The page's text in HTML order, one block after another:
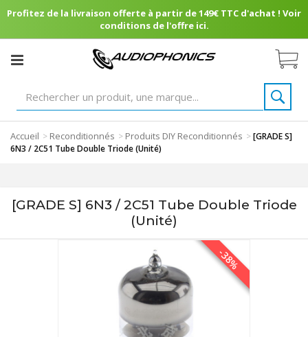
Profitez de la livraison offerte à partir de 149€ TTC d'achat ! Voir
conditions de l'offre ici.
Accueil > Reconditionnés > Produits DIY Reconditionnés >[GRADE S]
6N3 / 2C51 Tube Double Triode (Unité)
[GRADE S] 6N3 / 2C51 Tube Double Triode
(Unité)
-38%